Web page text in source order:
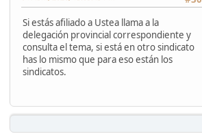
Si estás afiliado a Ustea llama a la
delegación provincial correspondiente y
consulta el tema, si está en otro sindicato
has lo mismo que para eso están los
sindicatos.